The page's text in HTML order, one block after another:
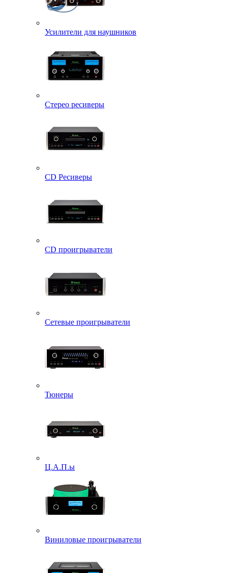
Усилители для наушников
Стерео ресиверы
CD Ресиверы
CD проигрыватели
Сетевые проигрыватели
Тюнеры
Ц.А.П.ы
Виниловые проигрыватели